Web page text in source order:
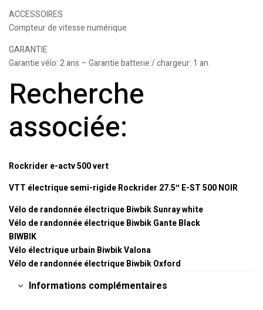
ACCESSOIRES
Compteur de vitesse numérique
GARANTIE
Garantie vélo: 2 ans – Garantie batterie / chargeur: 1 an.
Recherche
associée:
Rockrider e-actv 500 vert
VTT électrique semi-rigide Rockrider 27.5″ E-ST 500 NOIR
Vélo de randonnée électrique Biwbik Sunray white
Vélo de randonnée électrique Biwbik Gante Black
BIWBIK
Vélo électrique urbain Biwbik Valona
Vélo de randonnée électrique Biwbik Oxford
Informations complémentaires